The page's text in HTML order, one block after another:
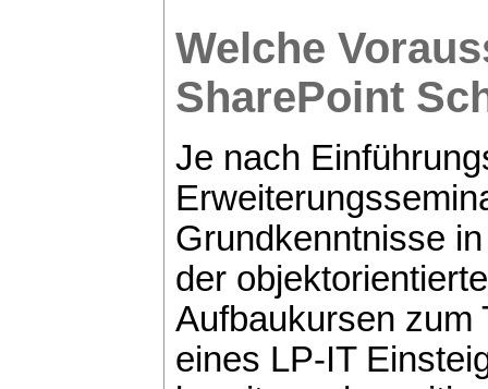
Welche
SharePoint
Je nach
Grundkenntnisse
der
Aufbaukursen zum
eines LP-IT